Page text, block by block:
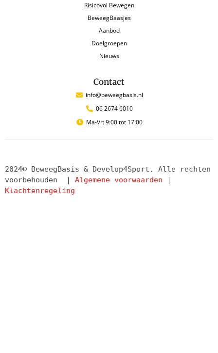
Risicovol Bewegen
BeweegBaasjes
Aanbod
Doelgroepen
Nieuws
Contact
info@beweegbasis.nl
06 2674 6010
Ma-Vr: 9:00 tot 17:00
2024© BeweegBasis & Develop4Sport. Alle rechten
voorbehouden  | Algemene voorwaarden
Klachtenregeling